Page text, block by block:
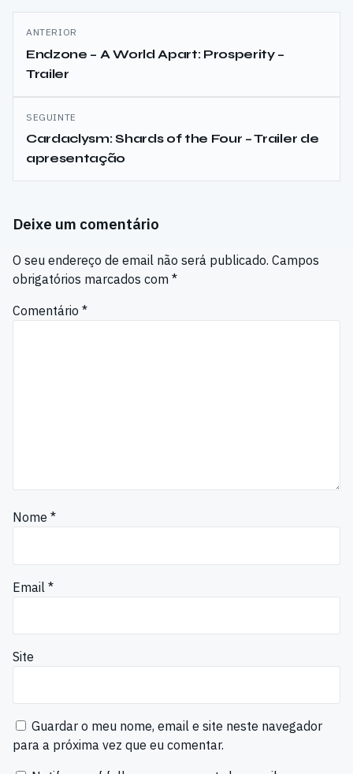
Navegação
de
artigos
ANTERIOR
Endzone – A World Apart: Prosperity –
Trailer
SEGUINTE
Cardaclysm: Shards of the Four – Trailer de
apresentação
Deixe um comentário
O seu endereço de email não será publicado. Campos
obrigatórios marcados com *
Comentário *
Nome *
Email *
Site
Guardar o meu nome, email e site neste navegador
para a próxima vez que eu comentar.